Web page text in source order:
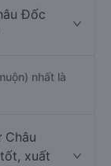
Đốc
nhất là
Châu
xuất